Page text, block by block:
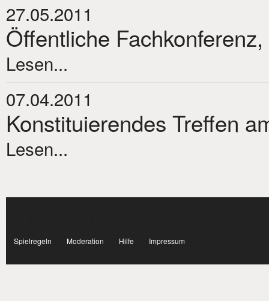
27.05.2011
Öffentliche
Lesen...
07.04.2011
Konstituierendes Treffen
Lesen...
Spielregeln Moderation Hilfe Impressum